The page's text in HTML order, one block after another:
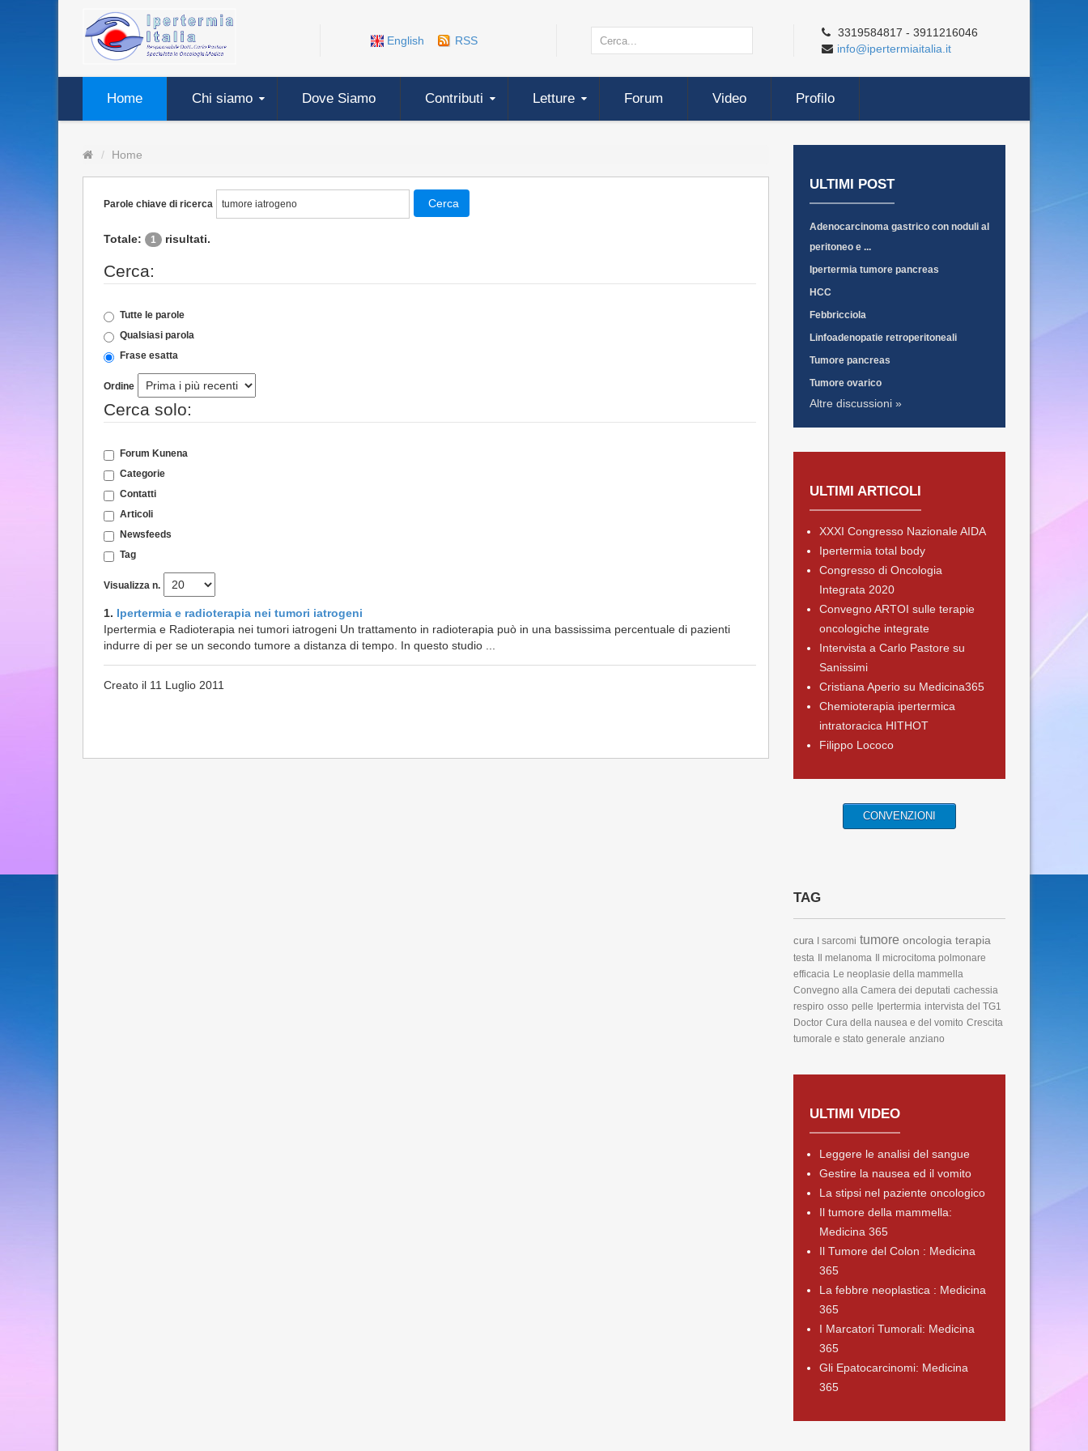
English RSS
3319584817 - 3911216046
info@ipertermiaitalia.it
Home Chi siamo Dove Siamo Contributi Letture Forum Video Profilo
Home
Parole chiave di ricerca Cerca
Totale: 1 risultati.
Cerca:
Tutte le parole
Qualsiasi parola
Frase esatta
Ordine
Cerca solo:
Forum Kunena
Categorie
Contatti
Articoli
Newsfeeds
Tag
Visualizza n.
1. Ipertermia e radioterapia nei tumori iatrogeni
Ipertermia e Radioterapia nei tumori iatrogeni Un trattamento in radioterapia può in una bassissima percentuale di pazienti
indurre di per se un secondo tumore a distanza di tempo. In questo studio ...
Creato il 11 Luglio 2011
ULTIMI POST
Adenocarcinoma gastrico con noduli al
peritoneo e ...
Ipertermia tumore pancreas
HCC
Febbricciola
Linfoadenopatie retroperitoneali
Tumore pancreas
Tumore ovarico
Altre discussioni »
ULTIMI ARTICOLI
XXXI Congresso Nazionale AIDA
Ipertermia total body
Congresso di Oncologia
Integrata 2020
Convegno ARTOI sulle terapie
oncologiche integrate
Intervista a Carlo Pastore su
Sanissimi
Cristiana Aperio su Medicina365
Chemioterapia ipertermica
intratoracica HITHOT
Filippo Lococo
CONVENZIONI
TAG
cura I sarcomi tumore oncologia terapia
testa Il melanoma
Il microcitoma polmonare
efficacia Le neoplasie della mammella
Convegno alla Camera dei deputati cachessia
respiro osso pelle Ipertermia intervista del TG1
Doctor Cura della nausea e del vomito Crescita
tumorale e stato generale anziano
ULTIMI VIDEO
Leggere le analisi del sangue
Gestire la nausea ed il vomito
La stipsi nel paziente oncologico
Il tumore della mammella:
Medicina 365
Il Tumore del Colon : Medicina
365
La febbre neoplastica : Medicina
365
I Marcatori Tumorali: Medicina
365
Gli Epatocarcinomi: Medicina
365